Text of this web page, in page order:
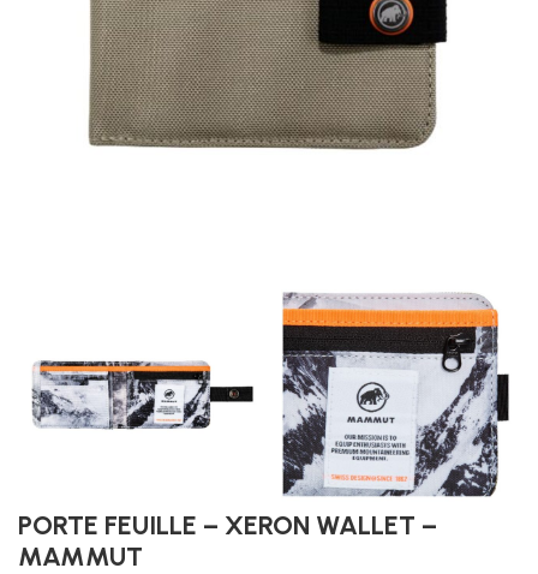
PORTE FEUILLE – XERON WALLET –
MAMMUT